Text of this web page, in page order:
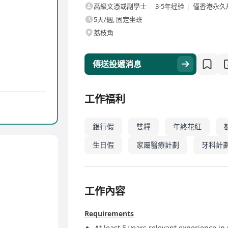
高級文憑或副學士 3-5年经验
僅香港永久
5天/週, 固定坐班
荔枝角
傳送投遞消息
工作福利
銀行假 雙糧 年終花紅
生日假
家屬醫療計劃 牙科計
工作內容
Requirements